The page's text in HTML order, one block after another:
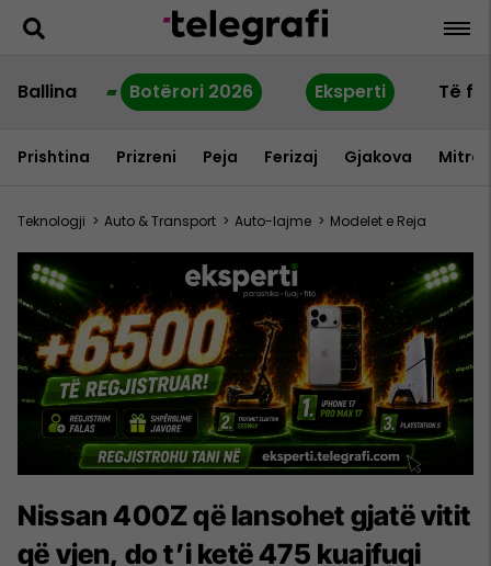
Ballina Botërori 2026 Eksperti Të
Prishtina Prizreni Peja Ferizaj Gjakova
Teknologji > Auto & Transport > Auto-lajme > Modelet e Reja
Nissan 400Z që lansohet gjatë vitit
që vjen, do t’i ketë 475 kuajfuqi